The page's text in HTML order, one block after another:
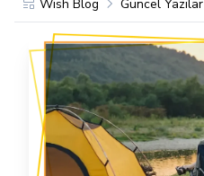
Wish Blog Güncel Yazılar